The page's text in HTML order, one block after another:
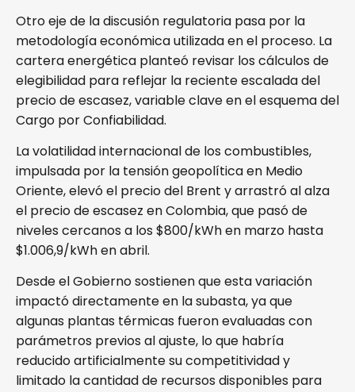
Otro eje de la discusión regulatoria pasa por la
metodología económica utilizada en el proceso. La
cartera energética planteó revisar los cálculos de
elegibilidad para reflejar la reciente escalada del
precio de escasez, variable clave en el esquema del
Cargo por Confiabilidad.
La volatilidad internacional de los combustibles,
impulsada por la tensión geopolítica en Medio
Oriente, elevó el precio del Brent y arrastró al alza
el precio de escasez en Colombia, que pasó de
niveles cercanos a los $800/kWh en marzo hasta
$1.006,9/kWh en abril.
Desde el Gobierno sostienen que esta variación
impactó directamente en la subasta, ya que
algunas plantas térmicas fueron evaluadas con
parámetros previos al ajuste, lo que habría
reducido artificialmente su competitividad y
limitado la cantidad de recursos disponibles para